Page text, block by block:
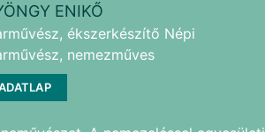
ENIKŐ
ékszerkészítő Népi
nemezműves